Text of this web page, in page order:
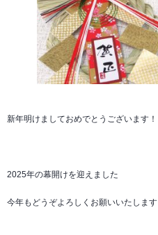
新年明けましておめでとうございます！
2025年の幕開けを迎えました
今年もどうぞよろしくお願いいたします